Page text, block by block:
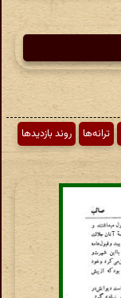
ترانه‌ها
روند بازدیدها